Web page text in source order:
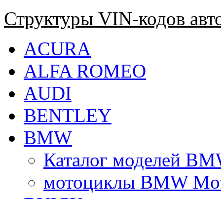
Структуры VIN-кодов
ACURA
ALFA ROMEO
AUDI
BENTLEY
BMW
Каталог моделей
мотоциклы BMW